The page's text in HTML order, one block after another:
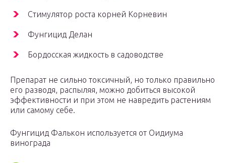
Стимулятор роста корней Корневин
Фунгицид Делан
Бордосская жидкость в садоводстве
Препарат не сильно токсичный, но только правильно
его разводя, распыляя, можно добиться высокой
эффективности и при этом не навредить растениям
или самому себе.
Фунгицид Фалькон используется от Оидиума
винограда